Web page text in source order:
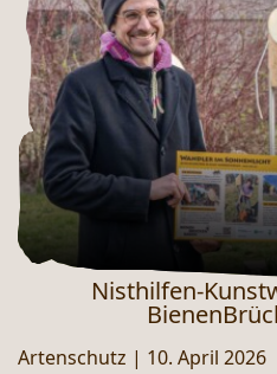
Nisthilfen-
Artenschutz | 10. April 2026